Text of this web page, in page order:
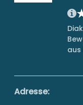
aus
Adresse: